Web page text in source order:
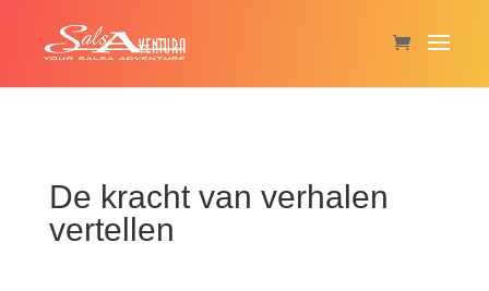
De kracht van verhalen
vertellen